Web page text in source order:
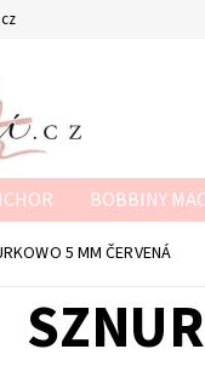
BOBBINY
5 MM ČERVENÁ